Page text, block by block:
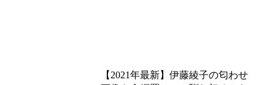
【2021年最新】伊藤綾子の匂わせ